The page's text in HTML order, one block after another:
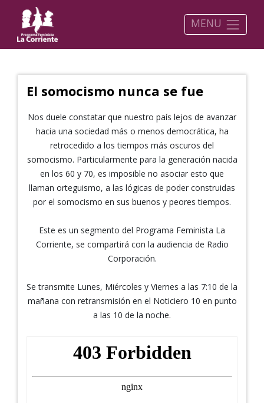
MENU
El somocismo nunca se fue
Nos duele constatar que nuestro país lejos de avanzar
hacia una sociedad más o menos democrática, ha
retrocedido a los tiempos más oscuros del
somocismo. Particularmente para la generación nacida
en los 60 y 70, es imposible no asociar esto que
llaman orteguismo, a las lógicas de poder construidas
por el somocismo en sus buenos y peores tiempos.
Este es un segmento del Programa Feminista La
Corriente, se compartirá con la audiencia de Radio
Corporación.
Se transmite Lunes, Miércoles y Viernes a las 7:10 de la
mañana con retransmisión en el Noticiero 10 en punto
a las 10 de la noche.